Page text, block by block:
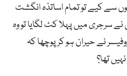
سے کیے تو تمام اساتذہ انگشت
سرجری میں پہلا کٹ لگایا تو وہ
نے حیران ہو کر پوچھا کہ
تھا؟